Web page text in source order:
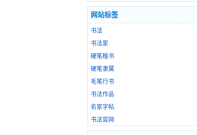
网站标签
书法
书法家
硬笔楷书
硬笔隶属
毛笔行书
书法作品
名家字帖
书法官网